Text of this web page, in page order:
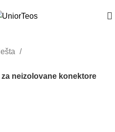
neizolovane konektore